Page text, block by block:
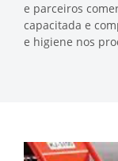
e parceiros
capacitada e
e higiene nos